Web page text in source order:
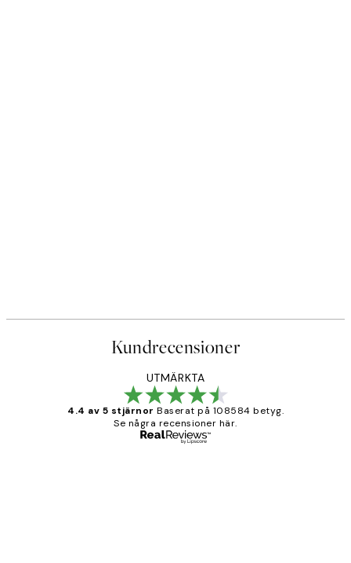
Kundrecensioner
UTMÄRKTA
4.4 av 5 stjärnor Baserat på 108584 betyg.
Se några recensioner här.